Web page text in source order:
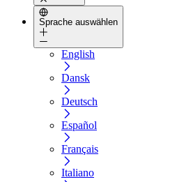
Sprache auswählen
English
Dansk
Deutsch
Español
Français
Italiano